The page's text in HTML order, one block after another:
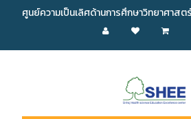
ศูนย์ความเป็นเลิศด้านการศึกษาวิทยาศาส